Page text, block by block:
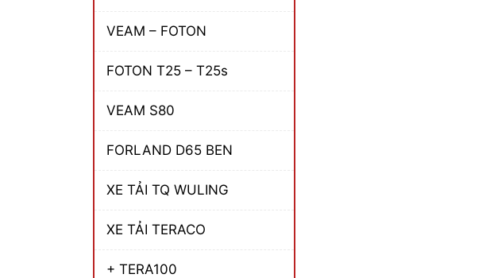
VEAM – FOTON
FOTON T25 – T25s
VEAM S80
FORLAND D65 BEN
XE TẢI TQ WULING
XE TẢI TERACO
+ TERA100